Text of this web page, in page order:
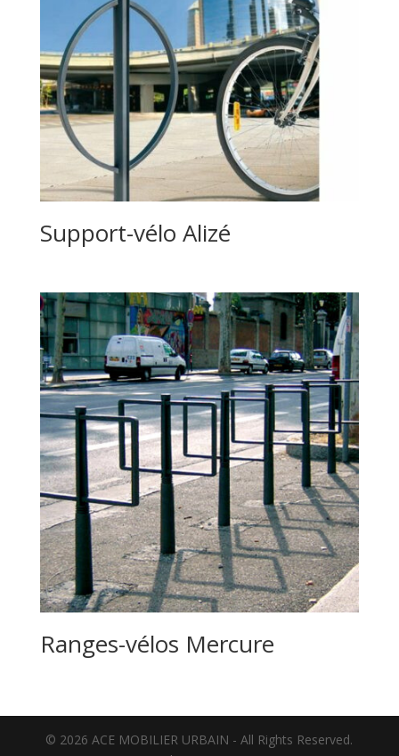
Support-vélo Alizé
Ranges-vélos Mercure
© 2026 ACE MOBILIER URBAIN - All Rights Reserved.